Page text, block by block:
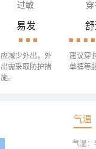
过敏 穿
易发
应减少外出，外
出需采取防护措
施。
建议穿
单裤等
气温
气温：